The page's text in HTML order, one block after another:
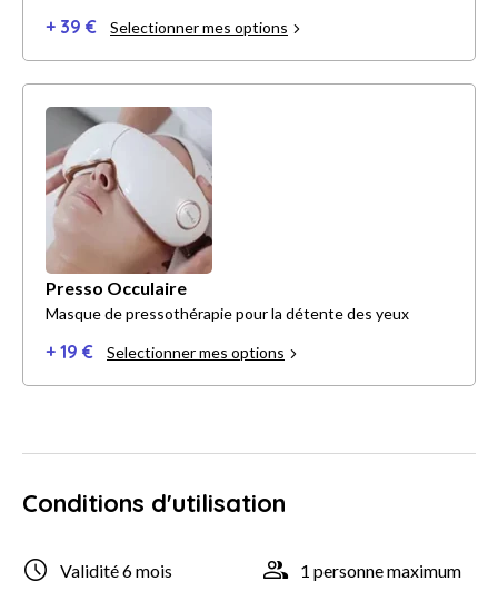
+ 39 € Selectionner mes options
Presso Occulaire
Masque de pressothérapie pour la détente des yeux
+ 19 € Selectionner mes options
Conditions d'utilisation
Validité 6 mois 1 personne maximum